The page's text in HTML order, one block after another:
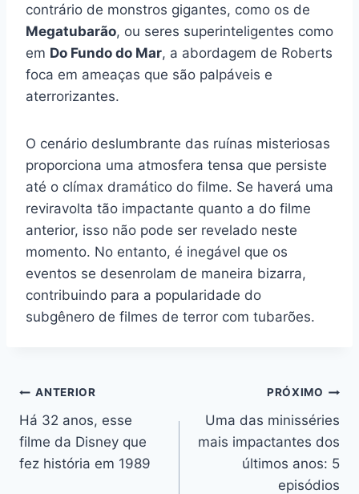
contrário de monstros gigantes, como os de
Megatubarão, ou seres superinteligentes como
em Do Fundo do Mar, a abordagem de Roberts
foca em ameaças que são palpáveis e
aterrorizantes.
O cenário deslumbrante das ruínas misteriosas
proporciona uma atmosfera tensa que persiste
até o clímax dramático do filme. Se haverá uma
reviravolta tão impactante quanto a do filme
anterior, isso não pode ser revelado neste
momento. No entanto, é inegável que os
eventos se desenrolam de maneira bizarra,
contribuindo para a popularidade do
subgênero de filmes de terror com tubarões.
Navegação
de
Post
ANTERIOR
Há 32 anos, esse
filme da Disney que
fez história em 1989
PRÓXIMO
Uma das minisséries
mais impactantes dos
últimos anos: 5
episódios